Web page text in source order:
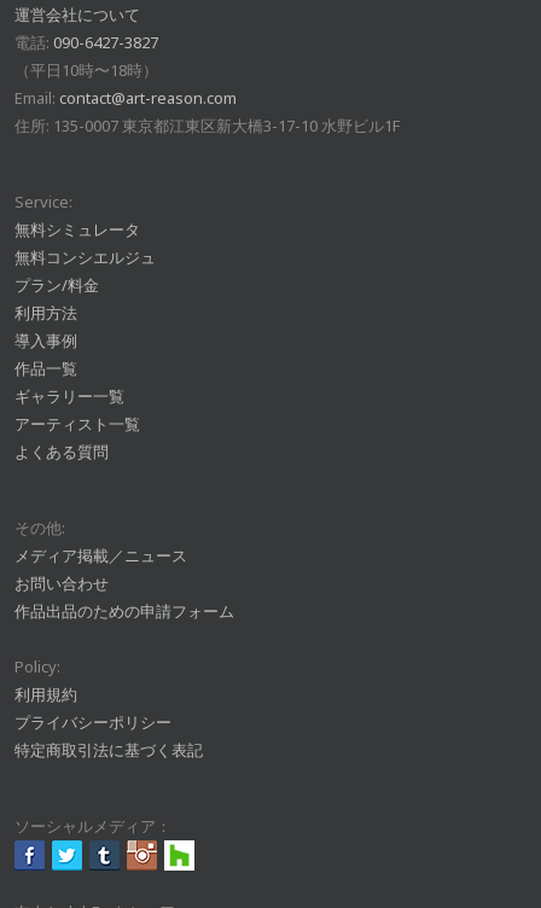
運営会社について
電話: 090-6427-3827
（平日10時〜18時）
Email: contact@art-reason.com
住所: 135-0007 東京都江東区新大橋3-17-10 水野ビル1F
Service:
無料シミュレータ
無料コンシエルジュ
プラン/料金
利用方法
導入事例
作品一覧
ギャラリー一覧
アーティスト一覧
よくある質問
その他:
メディア掲載／ニュース
お問い合わせ
作品出品のための申請フォーム
Policy:
利用規約
プライバシーポリシー
特定商取引法に基づく表記
ソーシャルメディア：